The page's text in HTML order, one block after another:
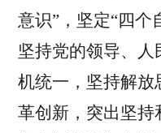
意识”，坚定“四个
坚持党的领导、
机统一，坚持解放
革创新，突出坚持